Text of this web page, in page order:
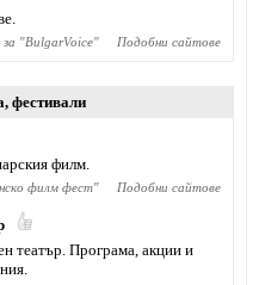
за "BulgarVoice" Подобни сайтове
, фестивали
филм.
филм фест" Подобни сайтове
театър. Програма, акции и